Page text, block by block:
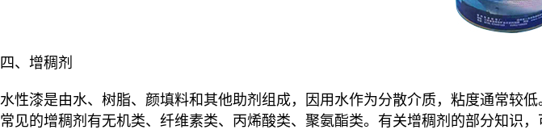
四、增稠剂
水性漆是由水、树脂、颜填料和其他助剂组成，因用水作为分散介质，粘度通常较
常见的增稠剂有无机类、纤维素类、丙烯酸类、聚氨酯类。有关增稠剂的部分知识